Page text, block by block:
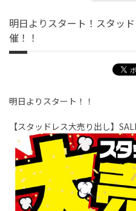
明日よりスタート！スタッ
催！！
明日よりスタート！！
【スタッドレス大売り出し】